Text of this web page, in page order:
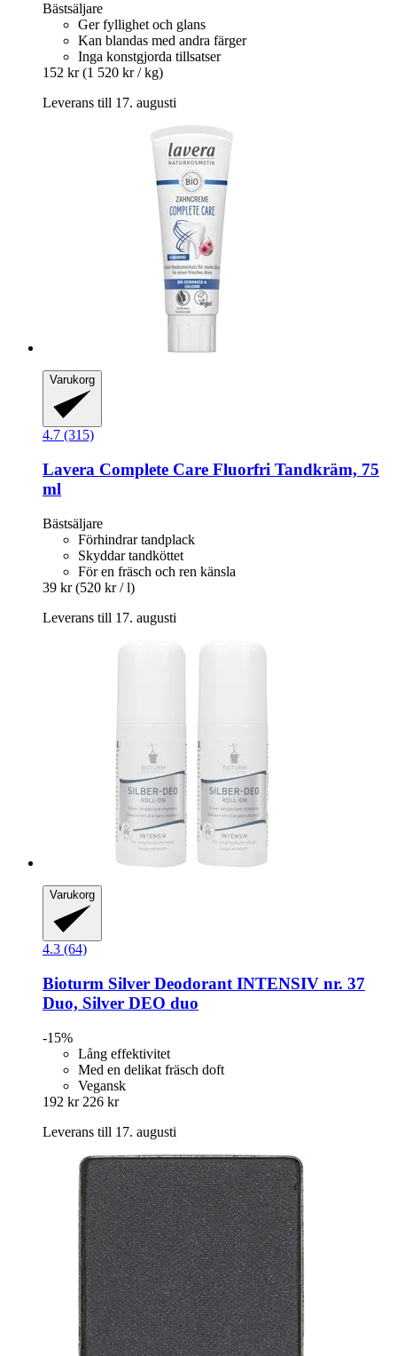
Bästsäljare
Ger fyllighet och glans
Kan blandas med andra färger
Inga konstgjorda tillsatser
152 kr (1 520 kr / kg)
Leverans till 17. augusti
Varukorg
4.7 (315)
Lavera Complete Care Fluorfri Tandkräm, 75
ml
Bästsäljare
Förhindrar tandplack
Skyddar tandköttet
För en fräsch och ren känsla
39 kr (520 kr / l)
Leverans till 17. augusti
Varukorg
4.3 (64)
Bioturm Silver Deodorant INTENSIV nr. 37
Duo, Silver DEO duo
-15%
Lång effektivitet
Med en delikat fräsch doft
Vegansk
192 kr 226 kr
Leverans till 17. augusti